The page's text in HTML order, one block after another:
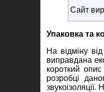
Сайт
Упаковка та
На відміну
виправдана
короткий
розробці